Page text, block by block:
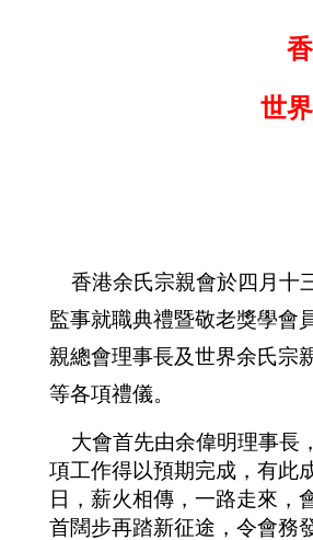
世
香港余氏宗親會於四月十
監事就職典禮暨敬老獎學會
親總會理事長及世界余氏宗
等各項禮儀。
大會首先由余偉明理事長
項工作得以預期完成，有此
日，薪火相傳，一路走來，
首闊步再踏新征途，令會務